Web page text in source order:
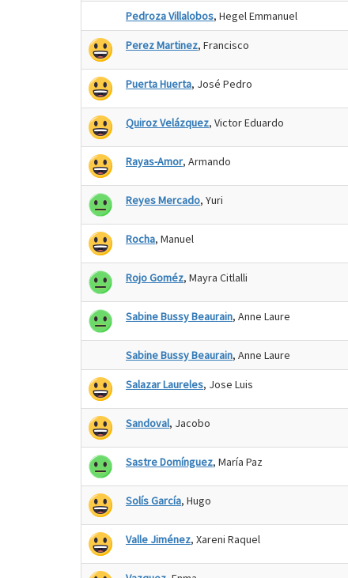
Pedroza Villalobos, Hegel Emmanuel
Perez Martinez, Francisco
Puerta Huerta, José Pedro
Quiroz Velázquez, Victor Eduardo
Rayas-Amor, Armando
Reyes Mercado, Yuri
Rocha, Manuel
Rojo Goméz, Mayra Citlalli
Sabine Bussy Beaurain, Anne Laure
Sabine Bussy Beaurain, Anne Laure
Salazar Laureles, Jose Luis
Sandoval, Jacobo
Sastre Domínguez, María Paz
Solís García, Hugo
Valle Jiménez, Xareni Raquel